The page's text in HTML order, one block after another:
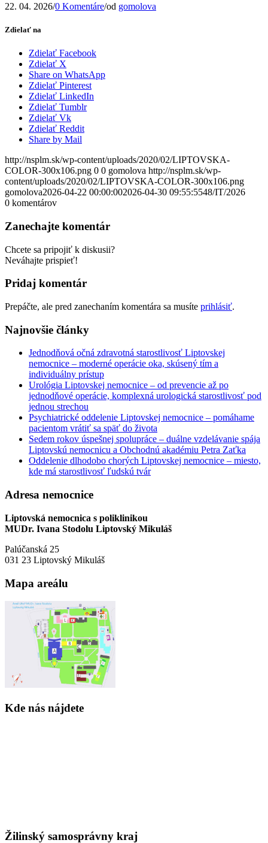
22. 04. 2026/0 Komentáre/od gomolova
Zdielať na
Zdielať Facebook
Zdielať X
Share on WhatsApp
Zdielať Pinterest
Zdielať LinkedIn
Zdielať Tumblr
Zdielať Vk
Zdielať Reddit
Share by Mail
http://nsplm.sk/wp-content/uploads/2020/02/LIPTOVSKA-
COLOR-300x106.png 0 0 gomolova http://nsplm.sk/wp-
content/uploads/2020/02/LIPTOVSKA-COLOR-300x106.png
gomolova2026-04-22 00:00:002026-04-30 09:55:5548/IT/2026
0 komentárov
Zanechajte komentár
Chcete sa pripojiť k diskusii?
Neváhajte prispieť!
Pridaj komentár
Prepáčte, ale pred zanechaním komentára sa musíte prihlásiť.
Najnovšie články
Jednodňová očná zdravotná starostlivosť Liptovskej
nemocnice – moderné operácie oka, skúsený tím a
individuálny prístup
Urológia Liptovskej nemocnice – od prevencie až po
jednodňové operácie, komplexná urologická starostlivosť pod
jednou strechou
Psychiatrické oddelenie Liptovskej nemocnice – pomáhame
pacientom vrátiť sa späť do života
Sedem rokov úspešnej spolupráce – duálne vzdelávanie spája
Liptovskú nemocnicu a Obchodnú akadémiu Petra Zaťka
Oddelenie dlhodobo chorých Liptovskej nemocnice – miesto,
kde má starostlivosť ľudskú tvár
Adresa nemocnice
Liptovská nemocnica s poliklinikou
MUDr. Ivana Stodolu Liptovský Mikuláš
Palúčanská 25
031 23 Liptovský Mikuláš
Mapa areálu
Kde nás nájdete
Žilinský samosprávny kraj